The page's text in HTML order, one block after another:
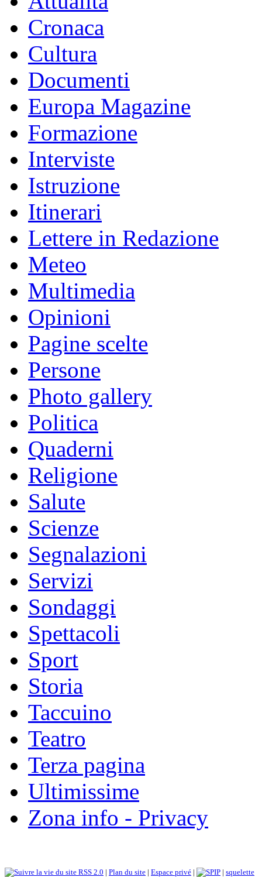
Cronaca
Cultura
Documenti
Europa Magazine
Formazione
Interviste
Istruzione
Itinerari
Lettere in Redazione
Meteo
Multimedia
Opinioni
Pagine scelte
Persone
Photo gallery
Politica
Quaderni
Religione
Salute
Scienze
Segnalazioni
Servizi
Sondaggi
Spettacoli
Sport
Storia
Taccuino
Teatro
Terza pagina
Ultimissime
Zona info - Privacy
RSS 2.0 | Plan du site | Espace privé | | squelette